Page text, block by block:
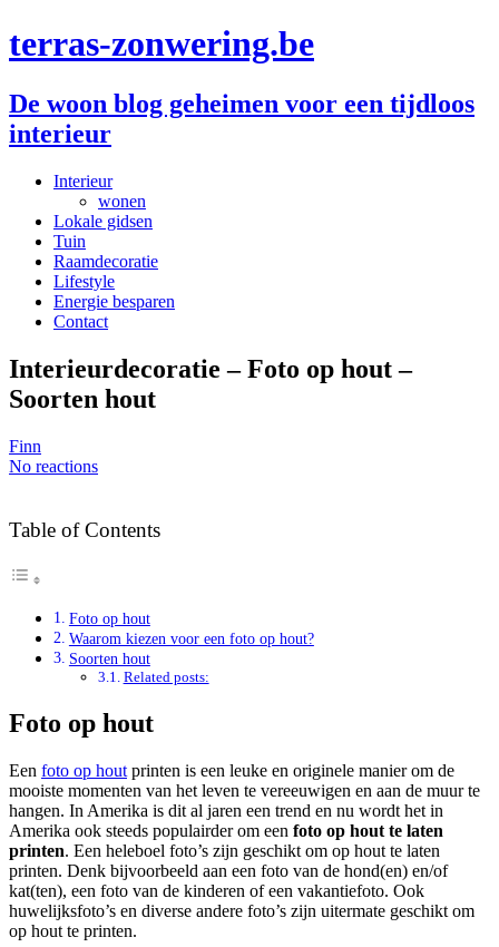
terras-zonwering.be
De woon blog geheimen voor een tijdloos
interieur
Interieur
wonen
Lokale gidsen
Tuin
Raamdecoratie
Lifestyle
Energie besparen
Contact
Interieurdecoratie – Foto op hout –
Soorten hout
Finn
No reactions
Table of Contents
Foto op hout
Waarom kiezen voor een foto op hout?
Soorten hout
Related posts:
Foto op hout
Een foto op hout printen is een leuke en originele manier om de
mooiste momenten van het leven te vereeuwigen en aan de muur te
hangen. In Amerika is dit al jaren een trend en nu wordt het in
Amerika ook steeds populairder om een foto op hout te laten
printen. Een heleboel foto’s zijn geschikt om op hout te laten
printen. Denk bijvoorbeeld aan een foto van de hond(en) en/of
kat(ten), een foto van de kinderen of een vakantiefoto. Ook
huwelijksfoto’s en diverse andere foto’s zijn uitermate geschikt om
op hout te printen.